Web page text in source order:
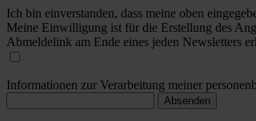
Ich bin einverstanden, dass meine oben
Meine Einwilligung ist für die Erstellung des
Abmeldelink am Ende eines jeden Newsletters
Informationen zur Verarbeitung meiner
Absenden